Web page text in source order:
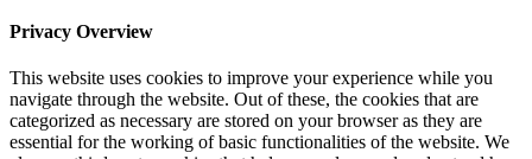
Privacy Overview
This website uses cookies to improve your experience while you
navigate through the website. Out of these, the cookies that are
categorized as necessary are stored on your browser as they are
essential for the working of basic functionalities of the website. We